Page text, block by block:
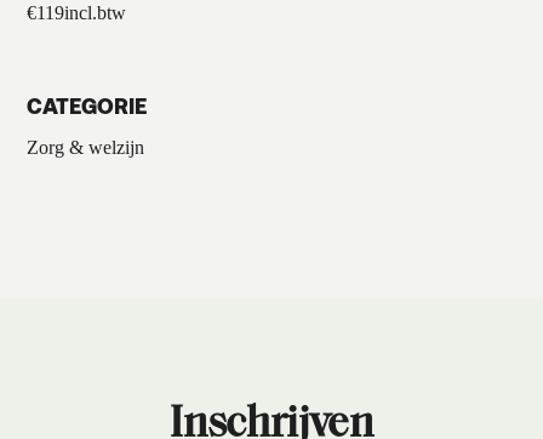
€119incl.btw
CATEGORIE
Zorg & welzijn
Inschrijven